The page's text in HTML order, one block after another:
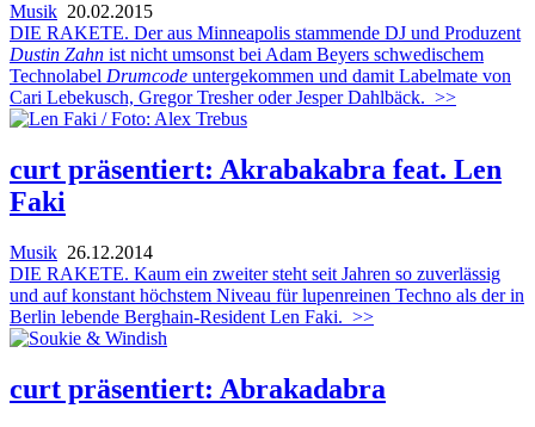
Musik 20.02.2015
DIE RAKETE. Der aus Minneapolis stammende DJ und Produzent
Dustin Zahn ist nicht umsonst bei Adam Beyers schwedischem
Technolabel Drumcode untergekommen und damit Labelmate von
Cari Lebekusch, Gregor Tresher oder Jesper Dahlbäck. >>
curt präsentiert: Akrabakabra feat. Len
Faki
Musik 26.12.2014
DIE RAKETE. Kaum ein zweiter steht seit Jahren so zuverlässig
und auf konstant höchstem Niveau für lupenreinen Techno als der in
Berlin lebende Berghain-Resident Len Faki. >>
curt präsentiert: Abrakadabra